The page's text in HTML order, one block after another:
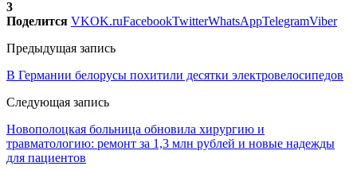
3
Поделится VKOK.ruFacebookTwitterWhatsAppTelegramViber
Предыдущая запись
В Германии белорусы похитили десятки электровелосипедов
Следующая запись
Новополоцкая больница обновила хирургию и
травматологию: ремонт за 1,3 млн рублей и новые надежды
для пациентов